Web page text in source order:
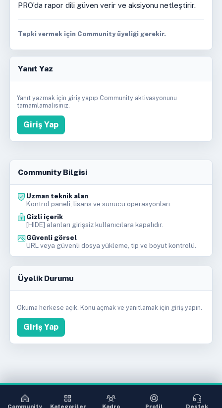
Community Kategoriler Kadro Profil Destek
PRO’da rapor dili güven verir ve aksiyonu netleştirir.
Tepki vermek için Community üyeliği gerekir.
Yanıt Yaz
Yanıt yazmak için giriş yapıp Community aktivasyonunu
tamamlamalısınız.
Giriş Yap
Community Bilgisi
Uzman teknik alan
Kontrol paneli, lisans ve sunucu operasyonları.
Gizli içerik
[HIDE] alanları girişsiz kullanıcılara kapalıdır.
Güvenli görsel
URL veya güvenli dosya yükleme, tip ve boyut kontrolü.
Üyelik Durumu
Okuma herkese açık. Konu açmak ve yanıtlamak için giriş yapın.
Giriş Yap